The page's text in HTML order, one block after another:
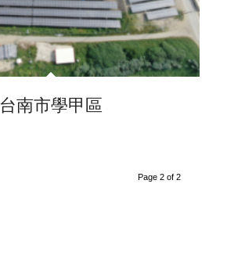
台南市學甲區
Page 2 of 2